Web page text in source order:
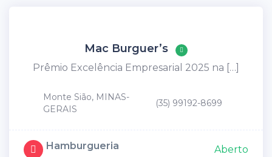
Mac Burguer’s
Prêmio Excelência Empresarial 2025 na […]
Monte Sião, MINAS-
GERAIS
(35) 99192-8699
Hamburgueria Aberto